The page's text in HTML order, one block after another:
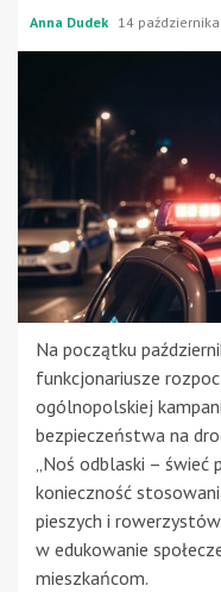
Anna Dudek 14
Na początku
funkcjonariusze
ogólnopolskiej
bezpieczeństwa na
„Noś odblaski – świeć
konieczność
pieszych i
w edukowanie
mieszkańcom.